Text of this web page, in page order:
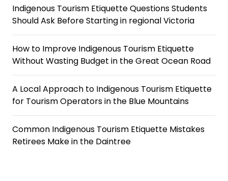
Indigenous Tourism Etiquette Questions Students
Should Ask Before Starting in regional Victoria
How to Improve Indigenous Tourism Etiquette
Without Wasting Budget in the Great Ocean Road
A Local Approach to Indigenous Tourism Etiquette
for Tourism Operators in the Blue Mountains
Common Indigenous Tourism Etiquette Mistakes
Retirees Make in the Daintree